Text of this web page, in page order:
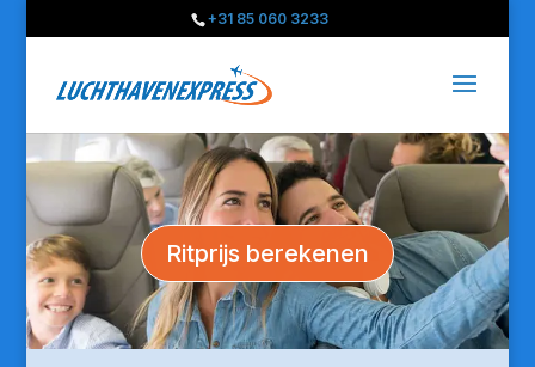
+31 85 060 3233
Ritprijs berekenen